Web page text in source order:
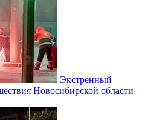
Экстренный
Новосибирской области